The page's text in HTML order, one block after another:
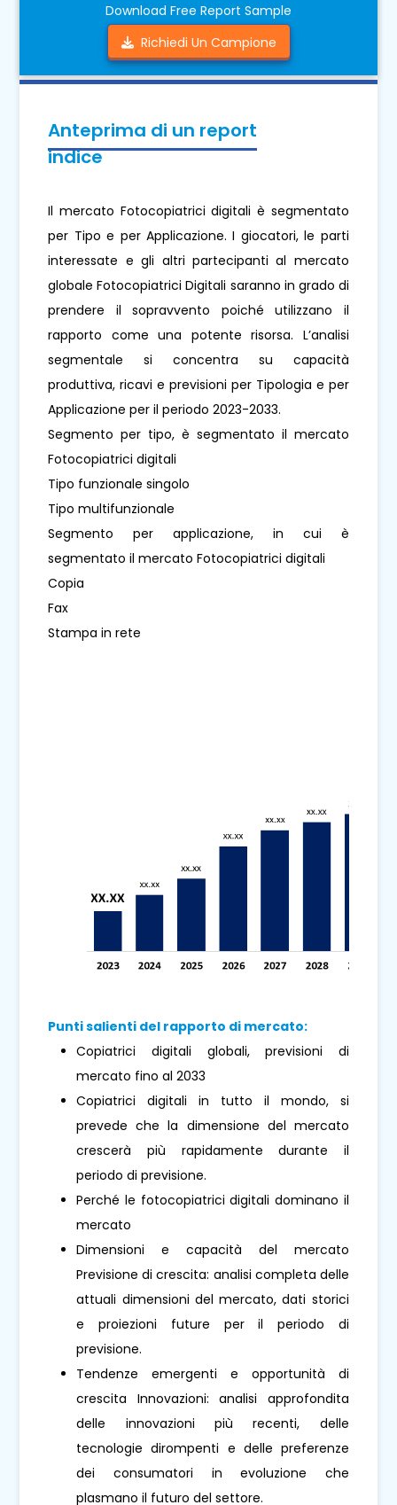
Download Free Report Sample
Richiedi Un Campione
Anteprima di un report
indice
Il mercato Fotocopiatrici digitali è segmentato
per Tipo e per Applicazione. I giocatori, le parti
interessate e gli altri partecipanti al mercato
globale Fotocopiatrici Digitali saranno in grado di
prendere il sopravvento poiché utilizzano il
rapporto come una potente risorsa. L’analisi
segmentale si concentra su capacità
produttiva, ricavi e previsioni per Tipologia e per
Applicazione per il periodo 2023-2033.
Segmento per tipo, è segmentato il mercato
Fotocopiatrici digitali
Tipo funzionale singolo
Tipo multifunzionale
Segmento per applicazione, in cui è
segmentato il mercato Fotocopiatrici digitali
Copia
Fax
Stampa in rete
Punti salienti del rapporto di mercato:
Copiatrici digitali globali, previsioni di
mercato fino al 2033
Copiatrici digitali in tutto il mondo, si
prevede che la dimensione del mercato
crescerà più rapidamente durante il
periodo di previsione.
Perché le fotocopiatrici digitali dominano il
mercato
Dimensioni e capacità del mercato
Previsione di crescita: analisi completa delle
attuali dimensioni del mercato, dati storici
e proiezioni future per il periodo di
previsione.
Tendenze emergenti e opportunità di
crescita Innovazioni: analisi approfondita
delle innovazioni più recenti, delle
tecnologie dirompenti e delle preferenze
dei consumatori in evoluzione che
plasmano il futuro del settore.